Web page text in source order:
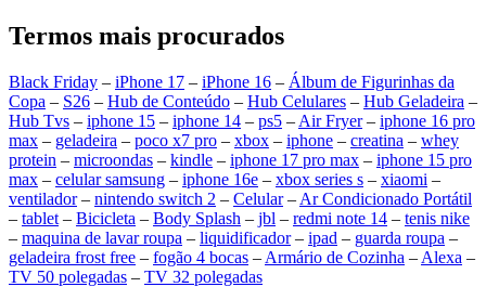
Termos mais procurados
Black Friday – iPhone 17 – iPhone 16 – Álbum de Figurinhas da
Copa – S26 – Hub de Conteúdo – Hub Celulares – Hub Geladeira –
Hub Tvs – iphone 15 – iphone 14 – ps5 – Air Fryer– iphone 16 pro
max – geladeira – poco x7 pro – xbox – iphone – creatina – whey
protein – microondas – kindle – iphone 17 pro max – iphone 15 pro
max – celular samsung – iphone 16e – xbox series s – xiaomi –
ventilador– nintendo switch 2 – Celular– Ar Condicionado Portátil
– tablet – Bicicleta – Body Splash – jbl – redmi note 14 – tenis nike
– maquina de lavar roupa – liquidificador– ipad – guarda roupa –
geladeira frost free – fogão 4 bocas – Armário de Cozinha – Alexa –
TV 50 polegadas – TV 32 polegadas